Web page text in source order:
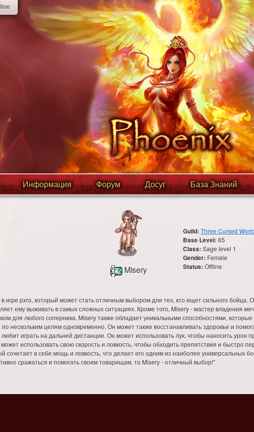
Информация Форум Досуг База Знаний
Misery
Guild: Three Cursed World
Base Level: 65
Class: Sage level 1
Gender: Female
Status: Offline
игре pxro, который может стать отличным выбором для тех, кто ищет сильного бойца.
ему выживать в самых сложных ситуациях. Кроме того, Misery - мастер владения
для любого соперника. Misery также обладает уникальными способностями,
по нескольким целям одновременно. Он может также восстанавливать здоровье и
играть на дальней дистанции. Он может использовать лук, чтобы наносить урон
использовать свою скорость и ловкость, чтобы обходить препятствия и быстро
сочетает в себе мощь и ловкость, что делает его одним из наиболее универсальных
сражаться и помогать своим товарищам, то Misery - отличный выбор!"